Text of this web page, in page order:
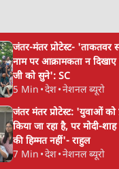
जंतर-मंतर प्रोटेस्ट- 'ताकतवर
नाम पर आक्रामकता न
जी को सुने': SC
5 Min •देश•नेशनल ब्यूरो
जंतर मंतर प्रोटेस्ट: 'युवाओं को
किया जा रहा है, पर मोदी-
की हिम्मत नहीं'- राहुल
7 Min •देश•नेशनल ब्यूरो